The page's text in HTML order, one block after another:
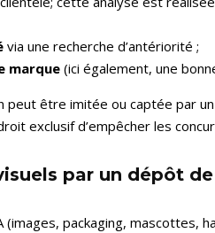
via une recherche d’antériorité ;
marque (ici également, une
peut être imitée ou captée par
exclusif d’empêcher les
par un dépôt
(images, packaging, mascottes,